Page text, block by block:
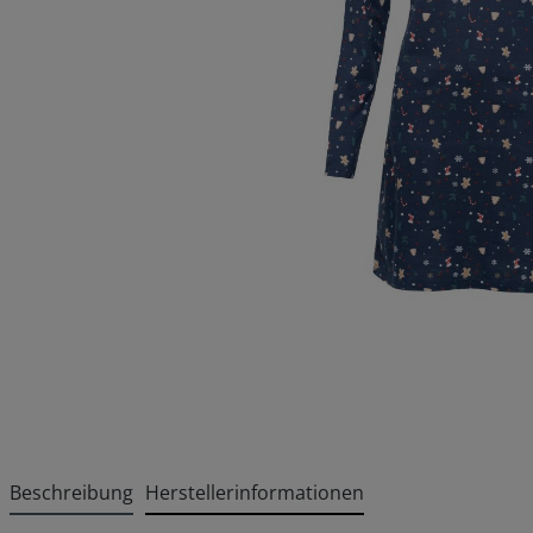
Beschreibung Herstellerinformationen